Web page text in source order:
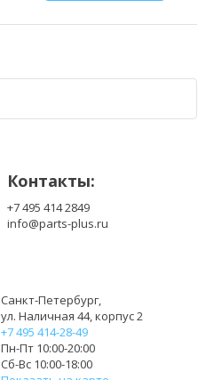
Контакты:
+7 495 414 2849
info@parts-plus.ru
Санкт-Петербург,
ул. Наличная 44, корпус 2
+7 495 414-28-49
Пн-Пт 10:00-20:00
Сб-Вс 10:00-18:00